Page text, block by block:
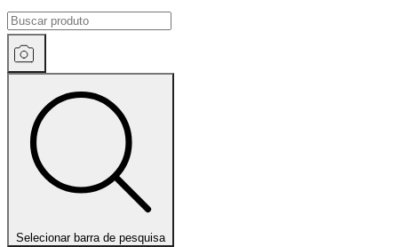
Selecionar barra de pesquisa